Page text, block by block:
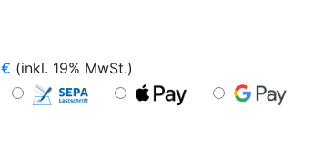
€ (inkl. 19% MwSt.)